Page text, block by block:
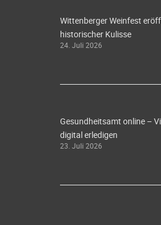
Wittenberger Weinfest
historischer Kulisse
24. Juli 2026
Gesundheitsamt online –
digital erledigen
23. Juli 2026